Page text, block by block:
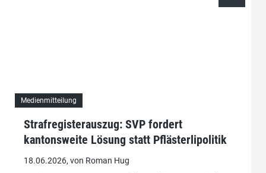
Medienmitteilung
Strafregisterauszug: SVP fordert
kantonsweite Lösung statt Pflästerlipolitik
18.06.2026, von Roman Hug